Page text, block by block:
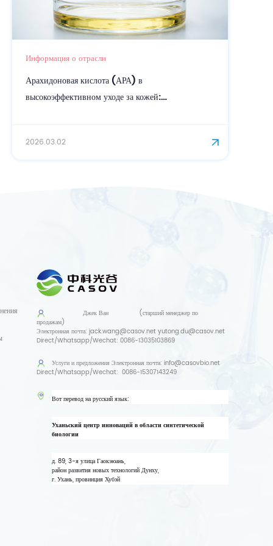
Информация о отрасли
Арахидоновая кислота (АРА) в
высокоэффективном уходе за кожей:
2026.03.02
Джек Ван
(старший менеджер по
продажам)
Электронная почта:jack.wang@casov.net yutong.du@casov.net
Direct/Whatsapp/Wechat:0086-13035103869
Услуги и предложенияЭлектронная почта:info@casovbio.net
Direct/Whatsapp/Wechat:0086-15307143249
Вот перевод на русский язык:
Уханьский центр инноваций в области синтетической
биологии
д. 89, 3-я улица Гаокэюань,
район развития новых технологий Дунху,
г. Ухань, провинция Хубэй